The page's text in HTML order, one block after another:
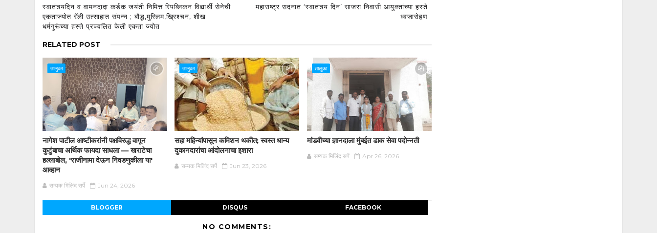
स्वातंत्र्यदिन व वामनदादा कर्डक जयंती निमित्त रिपब्लिकन विद्यार्थी सेनेची
एकताज्योत रॅली उत्साहात संपन्न ; बौद्ध,मुस्लिम,ख्रिश्चन, शीख
धर्मगुरूंच्या हस्ते प्रज्वलित केली एकता ज्योत
महाराष्ट्र सदनात ‘स्वातंत्र्य दिन’ साजरा निवासी आयुक्तांच्या हस्ते
ध्वजारोहण
RELATED POST
तालुका
नागेश पाटील आष्टीकरांनी पक्षविरुद्ध वागून
कुटुंबाचा अर्थिक फायदा साधला — खराटेचा
हल्लाबोल, 'राजीनामा देऊन निवडणुकीला या'
आव्हान
सम्यक मिलिंद सर्पे Jun 24, 2026
तालुका
सहा महिन्यांपासून कमिशन थकीत; स्वस्त धान्य
दुकानदारांचा आंदोलनाचा इशारा
सम्यक मिलिंद सर्पे Jun 23, 2026
तालुका
मांडवीच्या ज्ञानदाला मुंबईत डाक सेवा पदोन्नती
सम्यक मिलिंद सर्पे Apr 26, 2026
BLOGGER DISQUS FACEBOOK
NO COMMENTS: